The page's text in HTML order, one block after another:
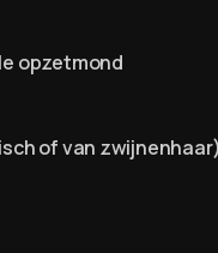
opzetmond
of van zwijnenhaar)